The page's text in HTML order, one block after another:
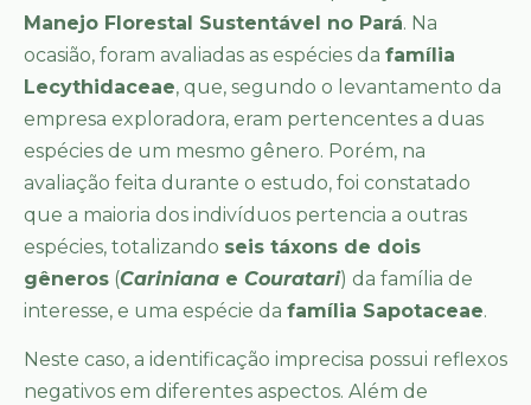
Manejo Florestal Sustentável no Pará. Na
ocasião, foram avaliadas as espécies da família
Lecythidaceae, que, segundo o levantamento da
empresa exploradora, eram pertencentes a duas
espécies de um mesmo gênero. Porém, na
avaliação feita durante o estudo, foi constatado
que a maioria dos indivíduos pertencia a outras
espécies, totalizando seis táxons de dois
gêneros (Cariniana e Couratari) da família de
interesse, e uma espécie da família Sapotaceae.
Neste caso, a identificação imprecisa possui reflexos
negativos em diferentes aspectos. Além de